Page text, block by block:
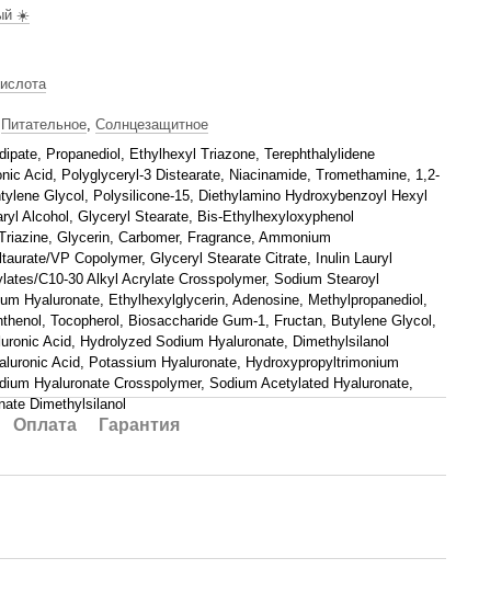
☀️
Питательное, Солнцезащитное
Propanediol, Ethylhexyl Triazone, Terephthalylidene
Acid, Polyglyceryl-3 Distearate, Niacinamide, Tromethamine, 1,2-
Glycol, Polysilicone-15, Diethylamino Hydroxybenzoyl Hexyl
Alcohol, Glyceryl Stearate, Bis-Ethylhexyloxyphenol
Glycerin, Carbomer, Fragrance, Ammonium
VP Copolymer, Glyceryl Stearate Citrate, Inulin Lauryl
C10-30 Alkyl Acrylate Crosspolymer, Sodium Stearoyl
Hyaluronate, Ethylhexylglycerin, Adenosine, Methylpropanediol,
Tocopherol, Biosaccharide Gum-1, Fructan, Butylene Glycol,
Acid, Hydrolyzed Sodium Hyaluronate, Dimethylsilanol
Acid, Potassium Hyaluronate, Hydroxypropyltrimonium
Hyaluronate Crosspolymer, Sodium Acetylated Hyaluronate,
Dimethylsilanol
Оплата Гарантия